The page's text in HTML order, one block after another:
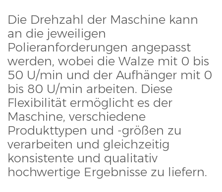
Die Drehzahl der Maschine kann
an die jeweiligen
Polieranforderungen angepasst
werden, wobei die Walze mit 0 bis
50 U/min und der Aufhänger mit 0
bis 80 U/min arbeiten. Diese
Flexibilität ermöglicht es der
Maschine, verschiedene
Produkttypen und -größen zu
verarbeiten und gleichzeitig
konsistente und qualitativ
hochwertige Ergebnisse zu liefern.